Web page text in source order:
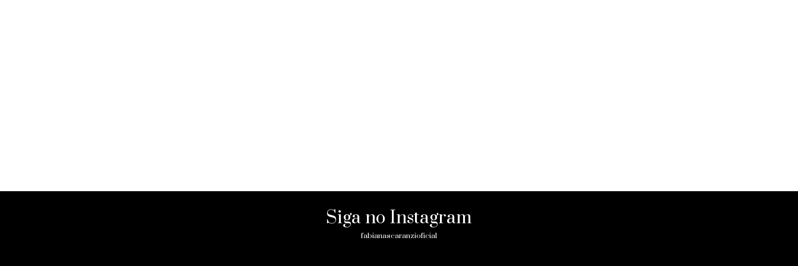
Siga no Instagram
fabianascaranzioficial